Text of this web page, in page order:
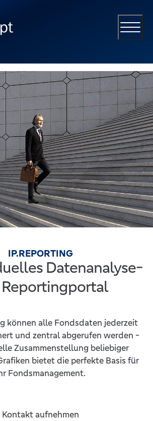
Datenanalyse-
IP.REPORTING
können alle Fondsdaten jederzeit
und zentral abgerufen werden -
Zusammenstellung beliebiger
bietet die perfekte Basis für
Fondsmanagement.
Kontakt aufnehmen